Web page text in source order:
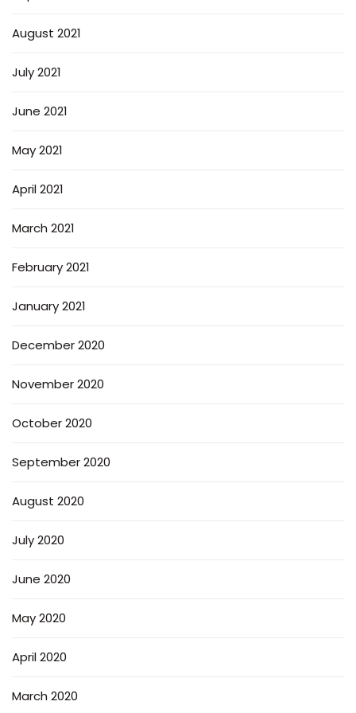
August 2021
July 2021
June 2021
May 2021
April 2021
March 2021
February 2021
January 2021
December 2020
November 2020
October 2020
September 2020
August 2020
July 2020
June 2020
May 2020
April 2020
March 2020